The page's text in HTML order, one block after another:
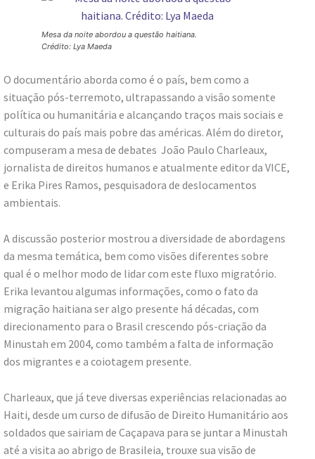
Mesa da noite abordou a questão haitiana.
Crédito: Lya Maeda
O documentário aborda como é o país, bem como a
situação pós-terremoto, ultrapassando a visão somente
política ou humanitária e alcançando traços mais sociais e
culturais do país mais pobre das américas. Além do diretor,
compuseram a mesa de debates João Paulo Charleaux,
jornalista de direitos humanos e atualmente editor da VICE,
e Erika Pires Ramos, pesquisadora de deslocamentos
ambientais.
A discussão posterior mostrou a diversidade de abordagens
da mesma temática, bem como visões diferentes sobre
qual é o melhor modo de lidar com este fluxo migratório.
Erika levantou algumas informações, como o fato da
migração haitiana ser algo presente há décadas, com
direcionamento para o Brasil crescendo pós-criação da
Minustah em 2004, como também a falta de informação
dos migrantes e a coiotagem presente.
Charleaux, que já teve diversas experiências relacionadas ao
Haiti, desde um curso de difusão de Direito Humanitário aos
soldados que sairiam de Caçapava para se juntar a Minustah
até a visita ao abrigo de Brasileia, trouxe sua visão de